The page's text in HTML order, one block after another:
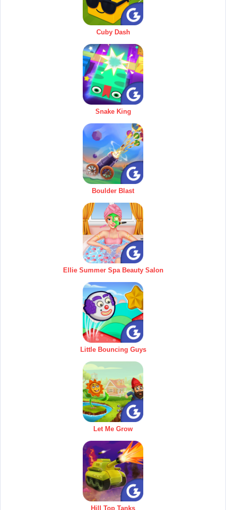
Cuby Dash
Snake King
Boulder Blast
Ellie Summer Spa Beauty Salon
Little Bouncing Guys
Let Me Grow
Hill Top Tanks